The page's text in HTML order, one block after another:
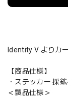
Identity V よりカ
【商品仕様】
・ステッカー 採
＜製品仕様＞